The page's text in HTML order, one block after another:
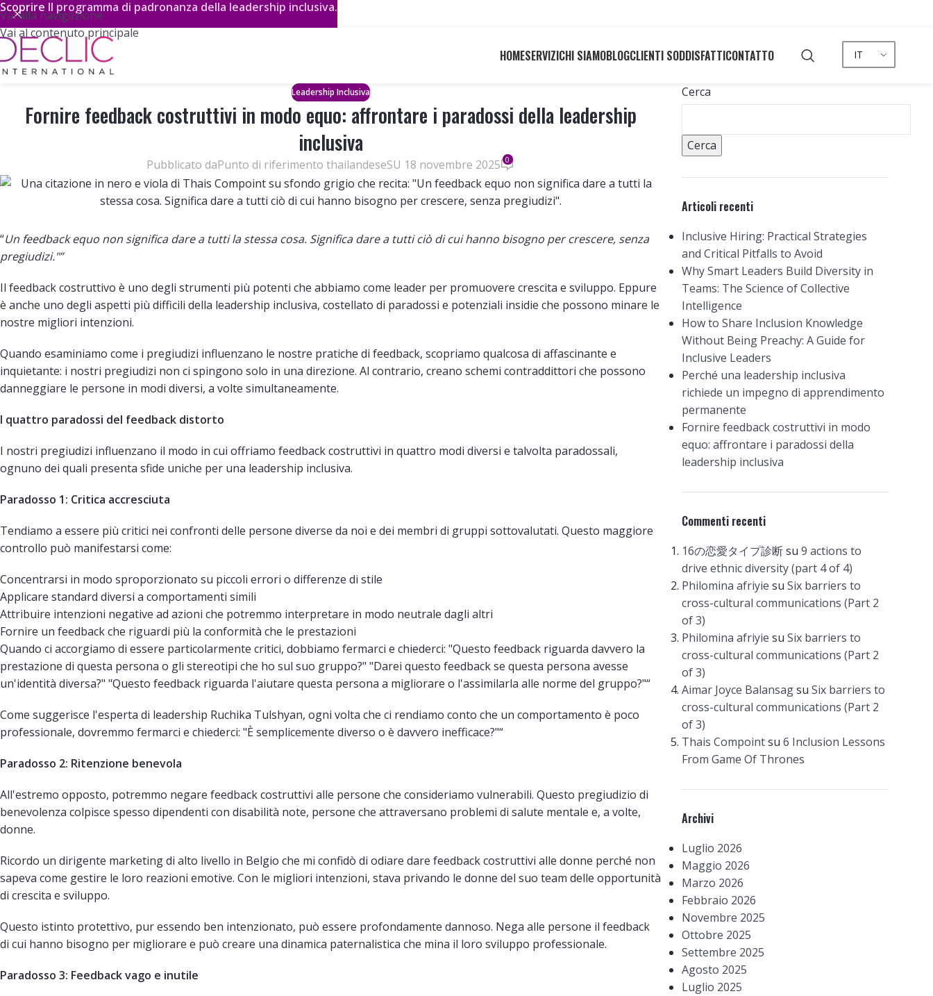
Vai alla navigazione
Vai al contenuto principale
HOMESERVIZICHI SIAMOBLOGCLIENTI SODDISFATTICONTATTO IT
Leadership Inclusiva
Fornire feedback costruttivi in modo equo: affrontare i paradossi della leadership
inclusiva
Pubblicato daPunto di riferimento thailandeseSU 18 novembre 2025 0
“Un feedback equo non significa dare a tutti la stessa cosa. Significa dare a tutti ciò di cui hanno bisogno per crescere, senza
pregiudizi."”
Il feedback costruttivo è uno degli strumenti più potenti che abbiamo come leader per promuovere crescita e sviluppo. Eppure
è anche uno degli aspetti più difficili della leadership inclusiva, costellato di paradossi e potenziali insidie che possono minare le
nostre migliori intenzioni.
Quando esaminiamo come i pregiudizi influenzano le nostre pratiche di feedback, scopriamo qualcosa di affascinante e
inquietante: i nostri pregiudizi non ci spingono solo in una direzione. Al contrario, creano schemi contraddittori che possono
danneggiare le persone in modi diversi, a volte simultaneamente.
I quattro paradossi del feedback distorto
I nostri pregiudizi influenzano il modo in cui offriamo feedback costruttivi in quattro modi diversi e talvolta paradossali,
ognuno dei quali presenta sfide uniche per una leadership inclusiva.
Paradosso 1: Critica accresciuta
Tendiamo a essere più critici nei confronti delle persone diverse da noi e dei membri di gruppi sottovalutati. Questo maggiore
controllo può manifestarsi come:
Concentrarsi in modo sproporzionato su piccoli errori o differenze di stile
Applicare standard diversi a comportamenti simili
Attribuire intenzioni negative ad azioni che potremmo interpretare in modo neutrale dagli altri
Fornire un feedback che riguardi più la conformità che le prestazioni
Quando ci accorgiamo di essere particolarmente critici, dobbiamo fermarci e chiederci: "Questo feedback riguarda davvero la
prestazione di questa persona o gli stereotipi che ho sul suo gruppo?" "Darei questo feedback se questa persona avesse
un'identità diversa?" "Questo feedback riguarda l'aiutare questa persona a migliorare o l'assimilarla alle norme del gruppo?"“
Come suggerisce l'esperta di leadership Ruchika Tulshyan, ogni volta che ci rendiamo conto che un comportamento è poco
professionale, dovremmo fermarci e chiederci: "È semplicemente diverso o è davvero inefficace?"“
Paradosso 2: Ritenzione benevola
All'estremo opposto, potremmo negare feedback costruttivi alle persone che consideriamo vulnerabili. Questo pregiudizio di
benevolenza colpisce spesso dipendenti con disabilità note, persone che attraversano problemi di salute mentale e, a volte,
donne.
Ricordo un dirigente marketing di alto livello in Belgio che mi confidò di odiare dare feedback costruttivi alle donne perché non
sapeva come gestire le loro reazioni emotive. Con le migliori intenzioni, stava privando le donne del suo team delle opportunità
di crescita e sviluppo.
Questo istinto protettivo, pur essendo ben intenzionato, può essere profondamente dannoso. Nega alle persone il feedback
di cui hanno bisogno per migliorare e può creare una dinamica paternalistica che mina il loro sviluppo professionale.
Paradosso 3: Feedback vago e inutile
Cerca
Cerca
Articoli recenti
Inclusive Hiring: Practical Strategies
and Critical Pitfalls to Avoid
Why Smart Leaders Build Diversity in
Teams: The Science of Collective
Intelligence
How to Share Inclusion Knowledge
Without Being Preachy: A Guide for
Inclusive Leaders
Perché una leadership inclusiva
richiede un impegno di apprendimento
permanente
Fornire feedback costruttivi in modo
equo: affrontare i paradossi della
leadership inclusiva
Commenti recenti
16の恋愛タイプ診断su9 actions to
drive ethnic diversity (part 4 of 4)
Philomina afriyie suSix barriers to
cross-cultural communications (Part 2
of 3)
Philomina afriyie suSix barriers to
cross-cultural communications (Part 2
of 3)
Aimar Joyce BalansagsuSix barriers to
cross-cultural communications (Part 2
of 3)
Thais Compointsu6 Inclusion Lessons
From Game Of Thrones
Archivi
Luglio 2026
Maggio 2026
Marzo 2026
Febbraio 2026
Novembre 2025
Ottobre 2025
Settembre 2025
Agosto 2025
Luglio 2025
Scoprire Il programma di padronanza della leadership inclusiva.